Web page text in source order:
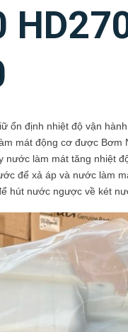
ổn định nhiệt độ vận
mát động cơ được
làm mát tăng nhiệt
để xả áp và nước làm
hút nước ngược về két